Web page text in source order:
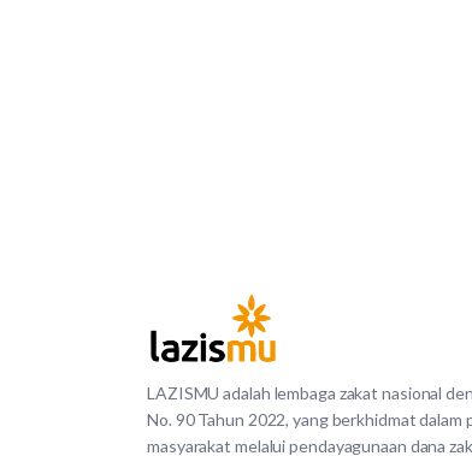
LAZISMU adalah lembaga zakat nasional
No. 90 Tahun 2022, yang berkhidmat dalam
masyarakat melalui pendayagunaan dana